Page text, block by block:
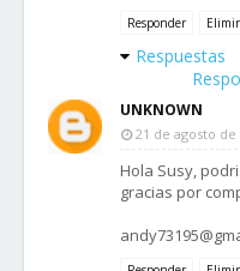
Responder
Respuestas
UNKNOWN
21 de agosto de
Hola Susy,
gracias por